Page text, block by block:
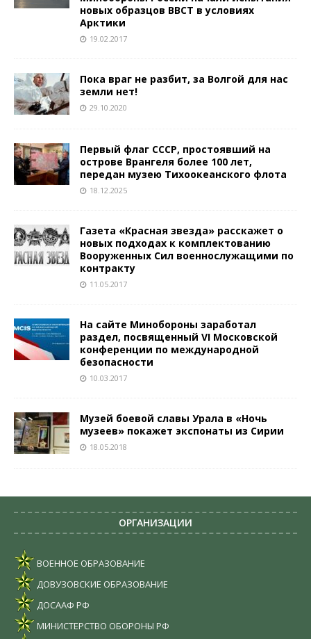
новых образцов ВВСТ в условиях
Арктики
19.02.2017
Пока враг не разбит, за Волгой для нас
земли нет!
29.10.2020
Первый флаг СССР, простоявший на
острове Врангеля более 100 лет,
передан музею Тихоокеанского флота
18.12.2025
Газета «Красная звезда» расскажет о
новых подходах к комплектованию
Вооруженных Сил военнослужащими по
контракту
11.05.2017
На сайте Минобороны заработал
раздел, посвященный VI Московской
конференции по международной
безопасности
10.03.2017
Музей боевой славы Урала в «Ночь
музеев» покажет экспонаты из Сирии
18.05.2018
ОРГАНИЗАЦИИ
ВОЕННОЕ ОБРАЗОВАНИЕ
ДОВУЗОВСКИЕ ОБРАЗОВАНИЕ
ДОСААФ РФ
МИНИСТЕРСТВО ОБОРОНЫ РФ